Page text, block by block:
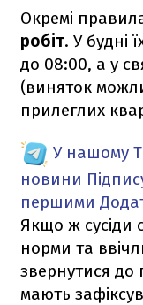
Окремі
робіт. У будні
до 08:00, а у
(виняток
прилеглих
У нашому
новини
першими
Якщо ж сусіди
норми та
звернутися до
мають